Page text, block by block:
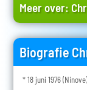
Meer over:
Biografie
* 18 juni 1976 (Ninove)